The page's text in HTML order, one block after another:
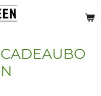
CADEAUBO
N